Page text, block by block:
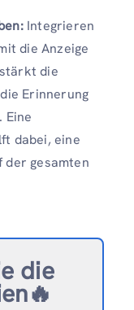
Integrieren
die Anzeige
die
Erinnerung
Eine
dabei, eine
gesamten
die